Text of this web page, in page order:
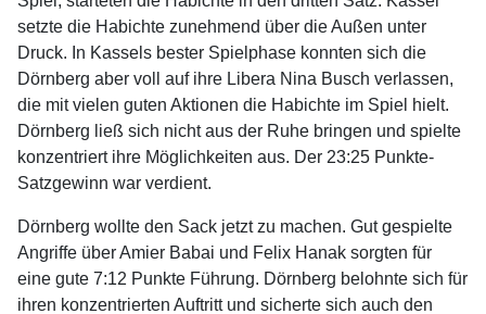
setzte die Habichte zunehmend über die Außen unter
Druck. In Kassels bester Spielphase konnten sich die
Dörnberg aber voll auf ihre Libera Nina Busch verlassen,
die mit vielen guten Aktionen die Habichte im Spiel hielt.
Dörnberg ließ sich nicht aus der Ruhe bringen und spielte
konzentriert ihre Möglichkeiten aus. Der 23:25 Punkte-
Satzgewinn war verdient.
Dörnberg wollte den Sack jetzt zu machen. Gut gespielte
Angriffe über Amier Babai und Felix Hanak sorgten für
eine gute 7:12 Punkte Führung. Dörnberg belohnte sich für
ihren konzentrierten Auftritt und sicherte sich auch den